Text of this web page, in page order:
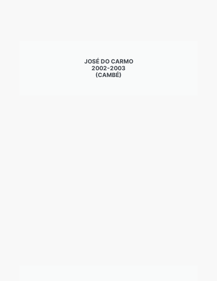
JOSÉ DO CARMO
2002-2003
(CAMBÉ)